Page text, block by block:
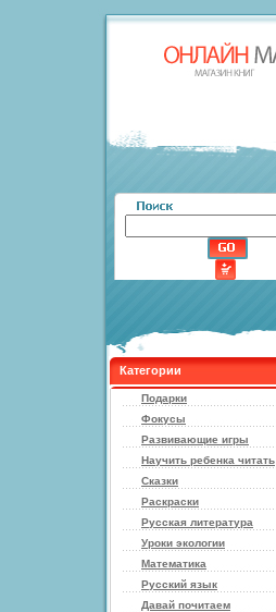
Категории
Подарки
Фокусы
Развивающие игры
Научить ребенка читать
Сказки
Раскраски
Русская литература
Уроки экологии
Математика
Русский язык
Давай почитаем